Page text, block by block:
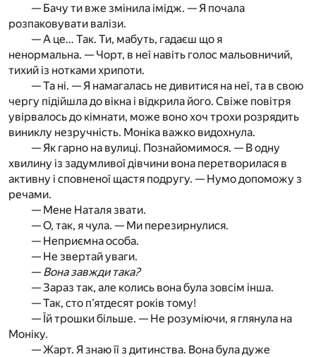
— Бачу ти вже змінила імідж. — Я почала
розпаковувати валізи.
— А це… Так. Ти, мабуть, гадаєш що я
ненормальна. — Чорт, в неї навіть голос мальовничий,
тихий із нотками хрипоти.
— Та ні. — Я намагалась не дивитися на неї, та в свою
чергу підійшла до вікна і відкрила його. Свіже повітря
увірвалось до кімнати, може воно хоч трохи розрядить
виниклу незручність. Моніка важко видохнула.
— Як гарно на вулиці. Познайомимося. — В одну
хвилину із задумливої дівчини вона перетворилася в
активну і сповненої щастя подругу. — Нумо допоможу з
речами.
— Мене Наталя звати.
— О, так, я чула. — Ми перезирнулися.
— Неприємна особа.
— Не звертай уваги.
— Вона завжди така?
— Зараз так, але колись вона була зовсім інша.
— Так, сто п’ятдесят років тому!
— Їй трошки більше. — Не розуміючи, я глянула на
Моніку.
— Жарт. Я знаю її з дитинства. Вона була дуже